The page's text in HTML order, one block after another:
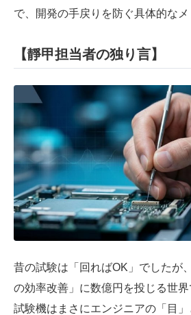
で、開発の手戻りを防ぐ具体的なメ
【​靜甲担当者の独り言】
昔の試験は「回ればOK」でしたが
の効率改善」に数億円を投じる世界
試験機はまさにエンジニアの「目